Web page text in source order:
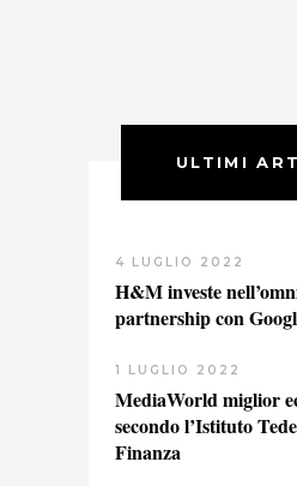
ULTIMI
4 LUGLIO 2022
H&M investe
partnership con
1 LUGLIO 2022
MediaWorld miglior
secondo l’Istituto
Finanza